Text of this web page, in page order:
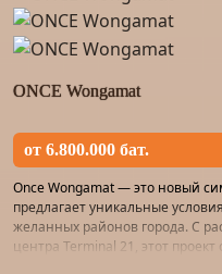
ONCE Wongamat
от 6.800.000 бат.
Once Wongamat — это новый
предлагает уникальные
желанных районов города. С
центра Terminal 21, этот проект